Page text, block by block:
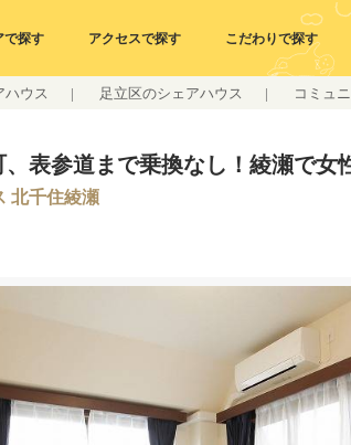
で探す アクセスで探す こだわりで探す
ハウス | 足立区のシェアハウス | コミュ
表参道まで乗換なし！綾瀬で女
北千住綾瀬